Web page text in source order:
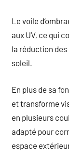
Le voile
aux UV, ce qui
la réduction des
soleil.
En plus de sa
et transforme
en plusieurs
adapté pour
espace